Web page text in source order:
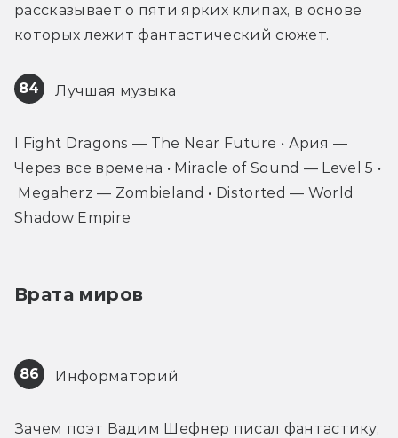
рассказывает о пяти ярких клипах, в основе
которых лежит фантастический сюжет.
84 Лучшая музыка
I Fight Dragons — The Near Future • Ария —
Через все времена • Miracle of Sound — Level 5 •
Megaherz — Zombieland • Distorted — World
Shadow Empire
Врата миров
86 Информаторий
Зачем поэт Вадим Шефнер писал фантастику,